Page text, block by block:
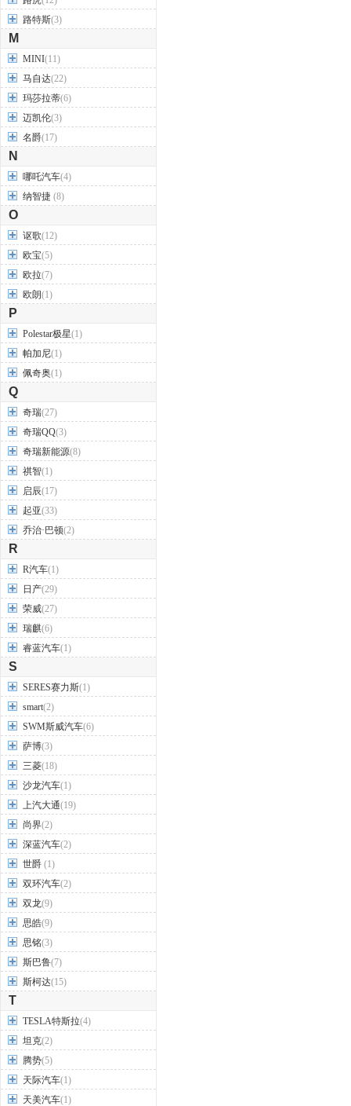
路特斯(3)
M
MINI(11)
马自达(22)
玛莎拉蒂(6)
迈凯伦(3)
名爵(17)
N
哪吒汽车(4)
纳智捷 (8)
O
讴歌(12)
欧宝(5)
欧拉(7)
欧朗(1)
P
Polestar极星(1)
帕加尼(1)
佩奇奥(1)
Q
奇瑞(27)
奇瑞QQ(3)
奇瑞新能源(8)
祺智(1)
启辰(17)
起亚(33)
乔治·巴顿(2)
R
R汽车(1)
日产(29)
荣威(27)
瑞麒(6)
睿蓝汽车(1)
S
SERES赛力斯(1)
smart(2)
SWM斯威汽车(6)
萨博(3)
三菱(18)
沙龙汽车(1)
上汽大通(19)
尚界(2)
深蓝汽车(2)
世爵 (1)
双环汽车(2)
双龙(9)
思皓(9)
思铭(3)
斯巴鲁(7)
斯柯达(15)
T
TESLA特斯拉(4)
坦克(2)
腾势(5)
天际汽车(1)
天美汽车(1)